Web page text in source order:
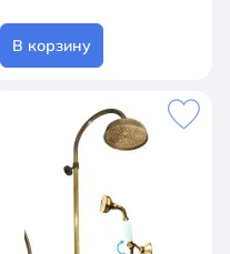
В корзину